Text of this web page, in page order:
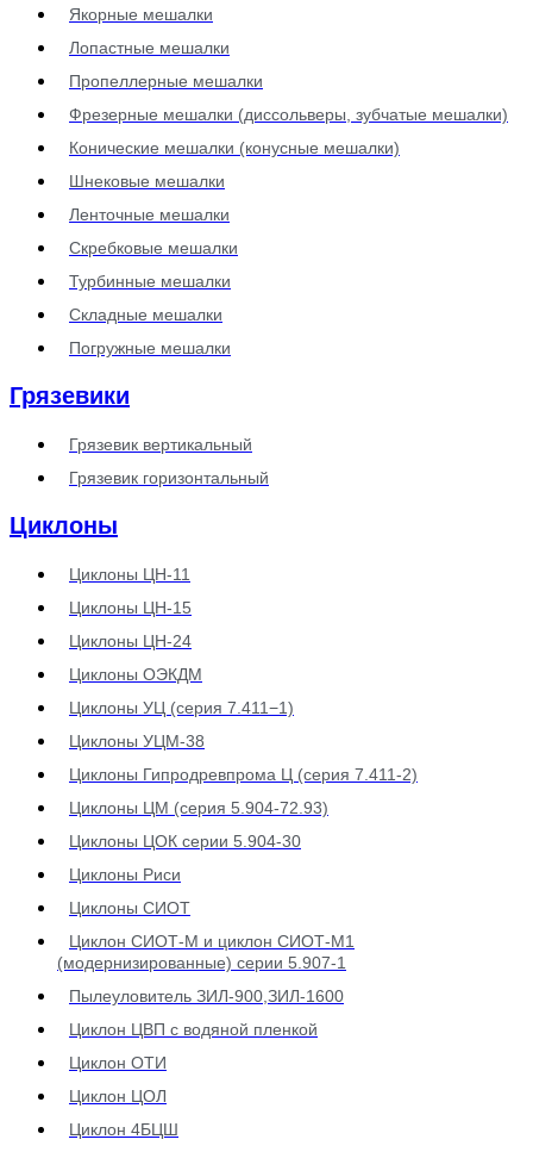
Якорные мешалки
Лопастные мешалки
Пропеллерные мешалки
Фрезерные мешалки (диссольверы, зубчатые мешалки)
Конические мешалки (конусные мешалки)
Шнековые мешалки
Ленточные мешалки
Скребковые мешалки
Турбинные мешалки
Складные мешалки
Погружные мешалки
Грязевики
Грязевик вертикальный
Грязевик горизонтальный
Циклоны
Циклоны ЦН-11
Циклоны ЦН-15
Циклоны ЦН-24
Циклоны ОЭКДМ
Циклоны УЦ (серия 7.411−1)
Циклоны УЦМ-38
Циклоны Гипродревпрома Ц (серия 7.411-2)
Циклоны ЦМ (серия 5.904-72.93)
Циклоны ЦОК серии 5.904-30
Циклоны Риси
Циклоны СИОТ
Циклон СИОТ-М и циклон СИОТ-М1
(модернизированные) серии 5.907-1
Пылеуловитель ЗИЛ-900,ЗИЛ-1600
Циклон ЦВП с водяной пленкой
Циклон ОТИ
Циклон ЦОЛ
Циклон 4БЦШ